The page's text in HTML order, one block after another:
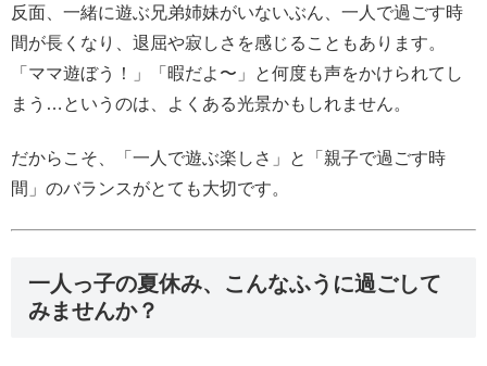
反面、一緒に遊ぶ兄弟姉妹がいないぶん、一人で過ごす時
間が長くなり、退屈や寂しさを感じることもあります。
「ママ遊ぼう！」「暇だよ〜」と何度も声をかけられてし
まう…というのは、よくある光景かもしれません。
だからこそ、「一人で遊ぶ楽しさ」と「親子で過ごす時
間」のバランスがとても大切です。
一人っ子の夏休み、こんなふうに過ごして
みませんか？